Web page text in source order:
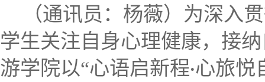
（通讯员：杨薇） 为深入
学生关注自身心理健康，接
游学院以“心语启新程·心旅悦